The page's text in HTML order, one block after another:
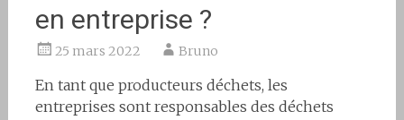
en entreprise ?
25 mars 2022 Bruno
En tant que producteurs déchets, les
entreprises sont responsables des déchets